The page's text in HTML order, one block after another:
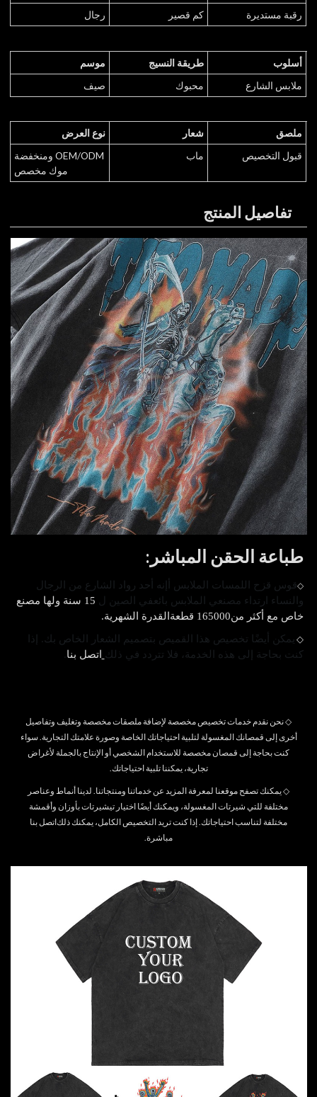
رقبة مستديرة كم قصير رجال
أسلوب طريقة النسيج
موسم
ملابس الشارع
محبوك صيف
ملصق شعار
نوع العرض
قبول التخصيص
ماب
OEM/ODM ومنخفضة
موك مخصص
تفاصيل المنتج
طباعة الحقن المباشر :
◇قوس قزح اللمسات الملابس
إنه أحد رواد الشارع من الرجال
والنساء
ارتداء مصنعي الملابس بائعفي الصين ل 15 سنة
ولها مصنع
خاص مع أكثر من165000 قطعة
القدرة الشهرية.
◇يمكن أيضًا تخصيص هذا القميص بتصميم الشعار الخاص بك. إذا
كنت بحاجة إلى هذه الخدمة، فلا تتردد في ذلك اتصل بنا
◇نحن نقدم خدمات تخصيص مخصصة لإضافة ملصقات مخصصة وتغليف وتفاصيل
أخرى إلى قمصانك المغسولة لتلبية احتياجاتك الخاصة وصورة علامتك التجارية. سواء
كنت بحاجة إلى قمصان مخصصة للاستخدام الشخصي أو الإنتاج بالجملة لأغراض
تجارية، يمكننا تلبية احتياجاتك.
◇يمكنك تصفح موقعنا لمعرفة المزيد عن خدماتنا ومنتجاتنا. لدينا أنماط وعناصر
مختلفة للتي شيرتات المغسولة، ويمكنك أيضًا اختيار تيشيرتات بأوزان وأقمشة
مختلفة لتناسب احتياجاتك. إذا كنت تريد التخصيص الكامل، يمكنك ذلكاتصل بنا
مباشرة.